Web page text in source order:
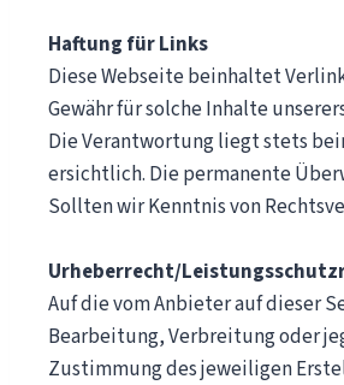
Haftung für Links
Diese Webseite beinhaltet
Gewähr für solche Inhalte
Die Verantwortung liegt stets
ersichtlich. Die permanente
Sollten wir Kenntnis von
Urheberrecht/
Auf die vom Anbieter auf dieser
Bearbeitung, Verbreitung oder
Zustimmung des jeweiligen